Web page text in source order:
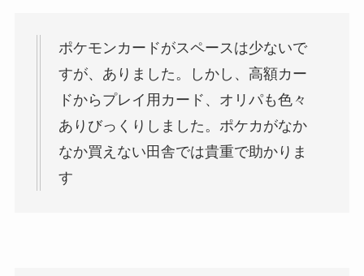
ポケモンカードがスペースは少ないで
すが、ありました。しかし、高額カー
ドからプレイ用カード、オリパも色々
ありびっくりしました。ポケカがなか
なか買えない田舎では貴重で助かりま
す